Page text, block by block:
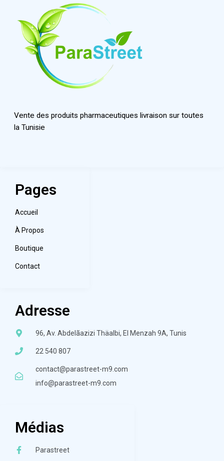
Vente des produits pharmaceutiques livraison sur toutes
la Tunisie
Pages
Accueil
À Propos
Boutique
Contact
Adresse
96, Av. Abdelãazizi Thäalbi, El Menzah 9A, Tunis
22 540 807
contact@parastreet-m9.com
info@parastreet-m9.com
Médias
Parastreet